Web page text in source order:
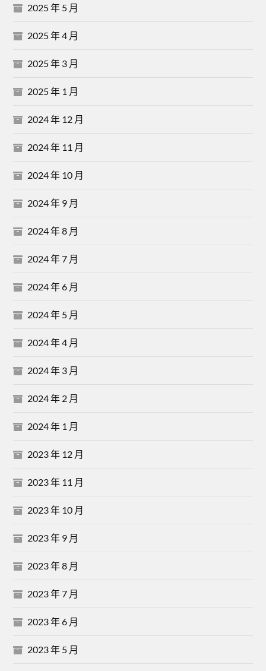
2025 年 5 月
2025 年 4 月
2025 年 3 月
2025 年 1 月
2024 年 12 月
2024 年 11 月
2024 年 10 月
2024 年 9 月
2024 年 8 月
2024 年 7 月
2024 年 6 月
2024 年 5 月
2024 年 4 月
2024 年 3 月
2024 年 2 月
2024 年 1 月
2023 年 12 月
2023 年 11 月
2023 年 10 月
2023 年 9 月
2023 年 8 月
2023 年 7 月
2023 年 6 月
2023 年 5 月